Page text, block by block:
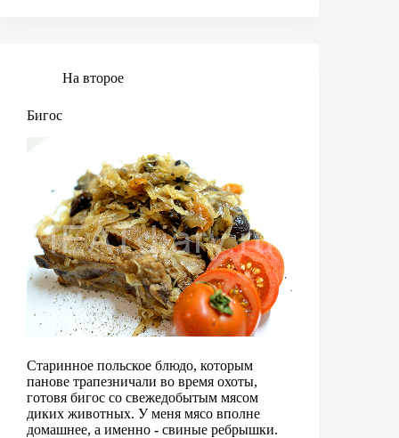
На второе
Бигос
Старинное польское блюдо, которым
панове трапезничали во время охоты,
готовя бигос со свежедобытым мясом
диких животных. У меня мясо вполне
домашнее, а именно - свиные ребрышки.